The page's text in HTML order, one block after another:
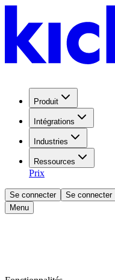
Produit
Intégrations
Industries
Ressources
Prix
Se connecter Se connecter
Menu